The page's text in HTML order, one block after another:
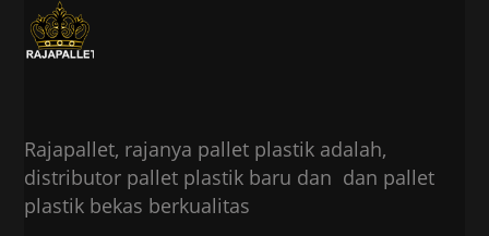
Rajapallet, rajanya pallet plastik adalah,
distributor pallet plastik baru dan dan pallet
plastik bekas berkualitas